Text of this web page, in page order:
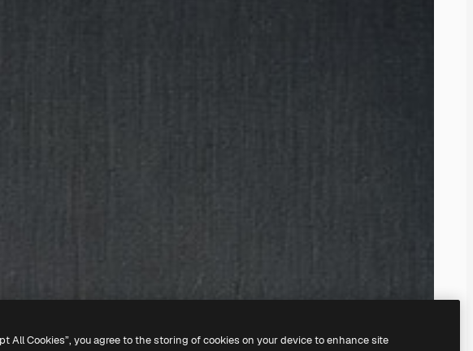
All Cookies”, you agree to the storing of cookies on your device to enhance site